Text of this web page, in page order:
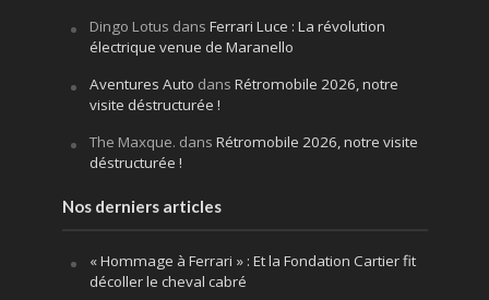
Dingo Lotus dans Ferrari Luce : La révolution
électrique venue de Maranello
Aventures Auto dans Rétromobile 2026, notre
visite déstructurée !
The Maxque. dans Rétromobile 2026, notre visite
déstructurée !
Nos derniers articles
« Hommage à Ferrari » : Et la Fondation Cartier fit
décoller le cheval cabré